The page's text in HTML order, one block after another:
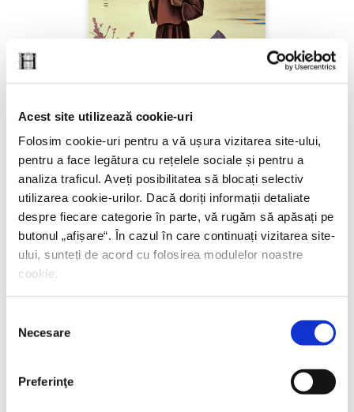
Acest site utilizează cookie-uri
Folosim cookie-uri pentru a vă ușura vizitarea site-ului,
pentru a face legătura cu rețelele sociale și pentru a
analiza traficul. Aveți posibilitatea să blocați selectiv
utilizarea cookie-urilor. Dacă doriți informații detaliate
despre fiecare categorie în parte, vă rugăm să apăsați pe
butonul „afișare“. În cazul în care continuați vizitarea site-
ului, sunteți de acord cu folosirea modulelor noastre
cookie.
consimțământului
Necesare
Preferinţe
***,Patericul franciscan
PREȚ 63.32 RON